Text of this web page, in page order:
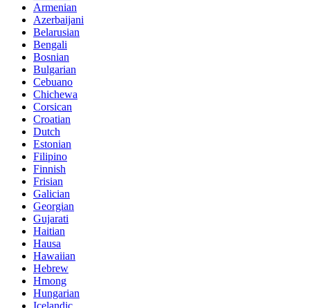
Armenian
Azerbaijani
Belarusian
Bengali
Bosnian
Bulgarian
Cebuano
Chichewa
Corsican
Croatian
Dutch
Estonian
Filipino
Finnish
Frisian
Galician
Georgian
Gujarati
Haitian
Hausa
Hawaiian
Hebrew
Hmong
Hungarian